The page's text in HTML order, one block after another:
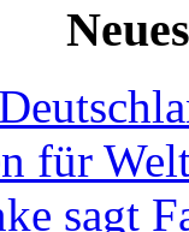
für
sagt